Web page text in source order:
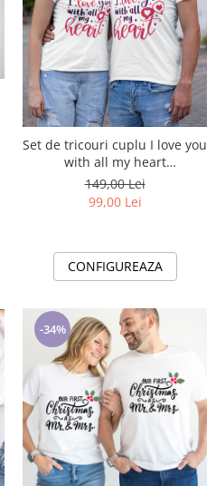
Set de tricouri cuplu I love you
with all my heart
personalizate cu tematica
Valentines Day
149,00 Lei
99,00 Lei
CONFIGUREAZA
-34%